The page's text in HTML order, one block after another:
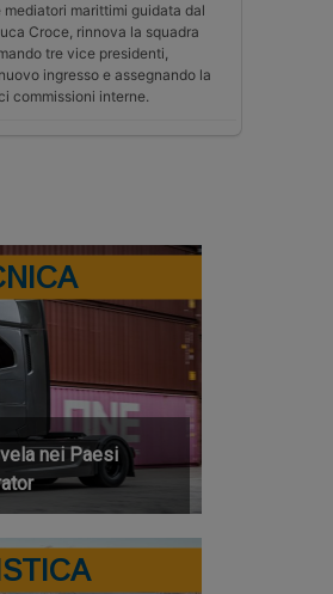
mediatori marittimi guidata dal
Croce, rinnova la squadra
tre vice presidenti,
ingresso e assegnando la
commissioni interne.
nei Paesi